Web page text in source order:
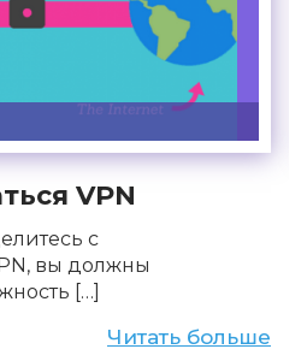
VPN
с
вы должны
[…]
Читать больше